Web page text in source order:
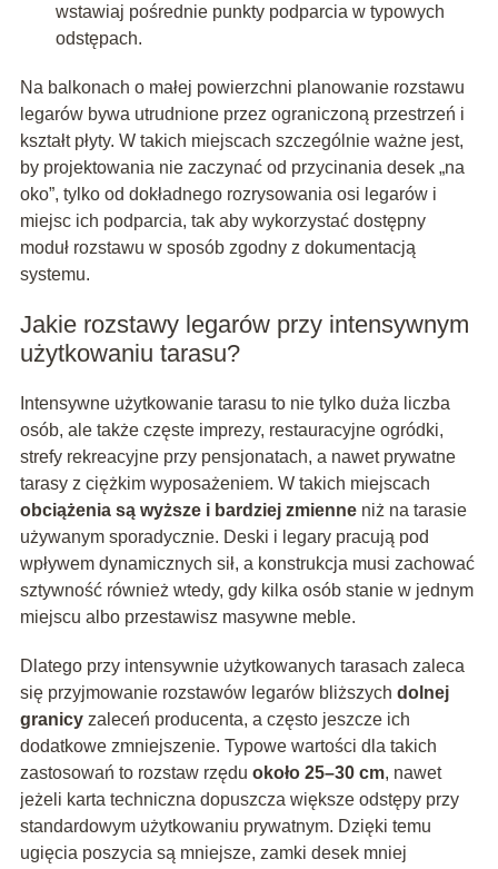
wstawiaj pośrednie punkty podparcia w typowych
odstępach.
Na balkonach o małej powierzchni planowanie rozstawu
legarów bywa utrudnione przez ograniczoną przestrzeń i
kształt płyty. W takich miejscach szczególnie ważne jest,
by projektowania nie zaczynać od przycinania desek „na
oko”, tylko od dokładnego rozrysowania osi legarów i
miejsc ich podparcia, tak aby wykorzystać dostępny
moduł rozstawu w sposób zgodny z dokumentacją
systemu.
Jakie rozstawy legarów przy intensywnym
użytkowaniu tarasu?
Intensywne użytkowanie tarasu to nie tylko duża liczba
osób, ale także częste imprezy, restauracyjne ogródki,
strefy rekreacyjne przy pensjonatach, a nawet prywatne
tarasy z ciężkim wyposażeniem. W takich miejscach
obciążenia są wyższe i bardziej zmienneniż na tarasie
używanym sporadycznie. Deski i legary pracują pod
wpływem dynamicznych sił, a konstrukcja musi zachować
sztywność również wtedy, gdy kilka osób stanie w jednym
miejscu albo przestawisz masywne meble.
Dlatego przy intensywnie użytkowanych tarasach zaleca
się przyjmowanie rozstawów legarów bliższych dolnej
granicyzaleceń producenta, a często jeszcze ich
dodatkowe zmniejszenie. Typowe wartości dla takich
zastosowań to rozstaw rzędu około 25–30 cm, nawet
jeżeli karta techniczna dopuszcza większe odstępy przy
standardowym użytkowaniu prywatnym. Dzięki temu
ugięcia poszycia są mniejsze, zamki desek mniej